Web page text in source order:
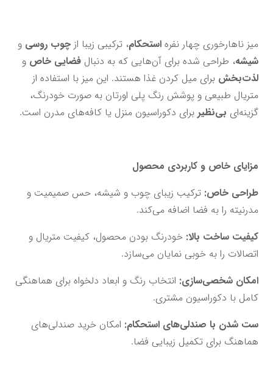
میز ناهارخوری چهار نفره استحکام، ترکیبی زیبا از چوب روسی و
شیشه، طراحی شده برای آن‌هایی که به دنبال فضایی خاص و
لذت‌بخش
گزینه‌ای
بی‌نظیر برای دکوراسیون منزل یا کافه‌های مدرن است.
مزایای خاص و کاربردی محصول
طراحی خاص:
مدرنیته را به فضا اضافه می‌کند.
کیفیت ساخت بالا:
اتصالات را به خوبی نمایان می‌سازد.
امکان شخصی‌سازی:
کامل با دکوراسیون مشتری.
ست شدن با صندلی‌های استحکام:
هماهنگ برای تکمیل زیبایی فضا.